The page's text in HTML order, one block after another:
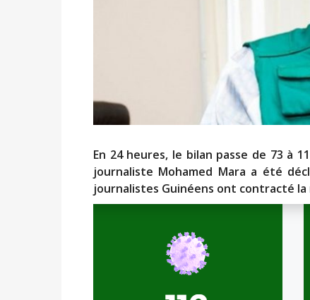
En 24 heures, le bilan passe de 73 à
journaliste Mohamed Mara a été
journalistes Guinéens ont contracté la